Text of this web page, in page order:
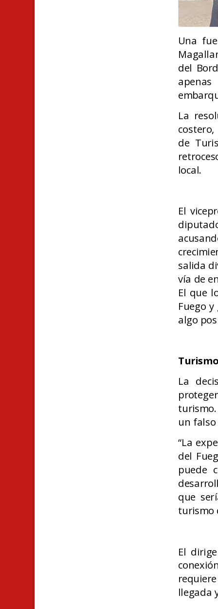
Una
del
La
de
local.
El
salida
vía de
El que
Fuego
algo
La
un
“La
del
puede
que
turismo
El
llegada